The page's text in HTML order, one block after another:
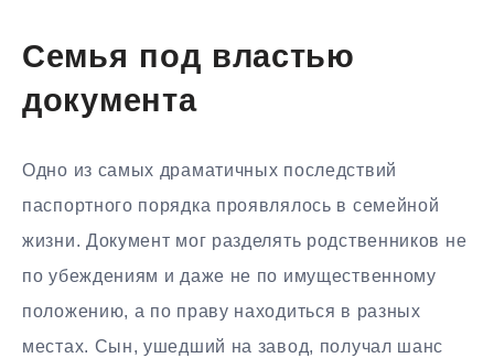
Семья под властью
документа
Одно из самых драматичных последствий
паспортного порядка проявлялось в семейной
жизни. Документ мог разделять родственников не
по убеждениям и даже не по имущественному
положению, а по праву находиться в разных
местах. Сын, ушедший на завод, получал шанс